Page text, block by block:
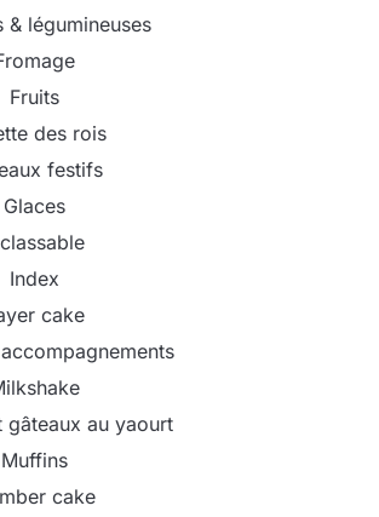
& légumineuses
Fruits
des rois
festifs
Glaces
Index
cake
gâteaux au yaourt
Muffins
cake